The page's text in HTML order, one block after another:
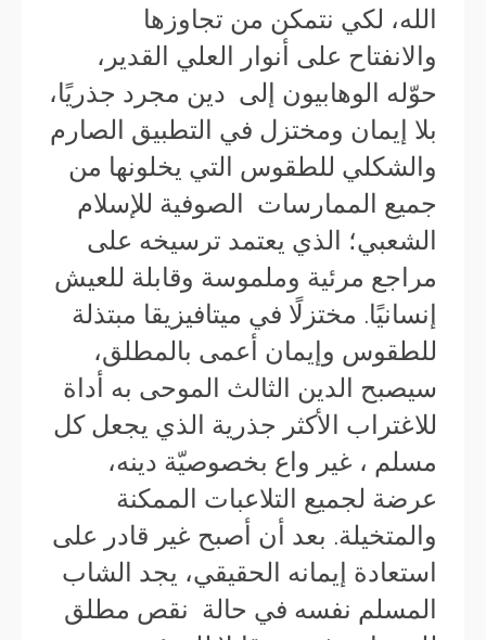
الله، لكي نتمكن من تجاوزها
والانفتاح على أنوار العلي القدير،
حوّله الوهابيون إلى دين مجرد جذريًا،
بلا إيمان ومختزل في التطبيق الصارم
والشكلي للطقوس التي يخلونها من
جميع الممارسات الصوفية للإسلام
الشعبي؛ الذي يعتمد ترسيخه على
مراجع مرئية وملموسة وقابلة للعيش
إنسانيًا. مختزلًا في ميتافيزيقا مبتذلة
للطقوس وإيمان أعمى بالمطلق،
سيصبح الدين الثالث الموحى به أداة
للاغتراب الأكثر جذرية الذي يجعل كل
مسلم ، غير واع بخصوصيّة دينه،
عرضة لجميع التلاعبات الممكنة
والمتخيلة. بعد أن أصبح غير قادر على
استعادة إيمانه الحقيقي، يجد الشاب
المسلم نفسه في حالة نقص مطلق